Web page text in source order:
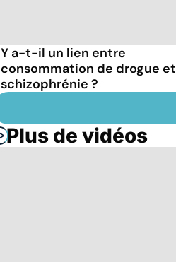
Y a-t-il un lien entre
consommation de drogue et
schizophrénie ?
Plus de vidéos